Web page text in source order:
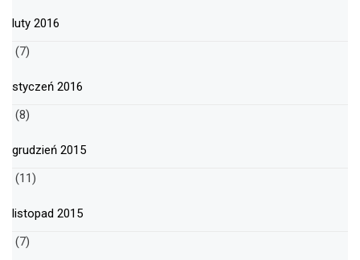
luty 2016
(7)
styczeń 2016
(8)
grudzień 2015
(11)
listopad 2015
(7)